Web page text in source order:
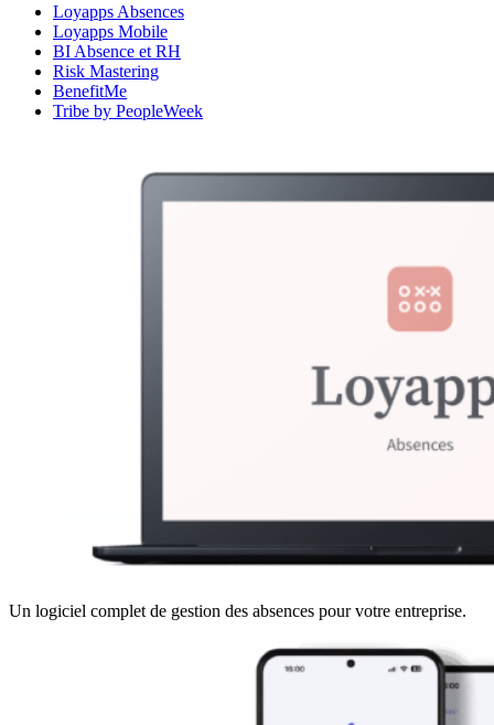
Loyapps Absences
Loyapps Mobile
BI Absence et RH
Risk Mastering
BenefitMe
Tribe by PeopleWeek
Un logiciel complet de gestion des absences pour votre entreprise.